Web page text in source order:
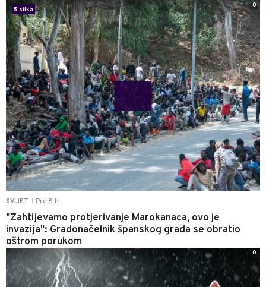
SVIJET Pre 8 h
"Zahtijevamo protjerivanje Marokanaca, ovo je
invazija": Gradonačelnik španskog grada se obratio
oštrom porukom
5 slika
0
0